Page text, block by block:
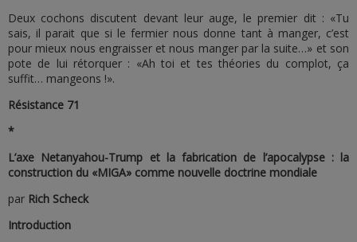
Deux cochons discutent devant leur auge, le premier dit : «Tu
sais, il parait que si le fermier nous donne tant à manger, c’est
pour mieux nous engraisser et nous manger par la suite…» et son
pote de lui rétorquer : «Ah toi et tes théories du complot, ça
suffit… mangeons !».
Résistance 71
*
L’axe Netanyahou-Trump et la fabrication de l’apocalypse : la
construction du «MIGA» comme nouvelle doctrine mondiale
par Rich Scheck
Introduction